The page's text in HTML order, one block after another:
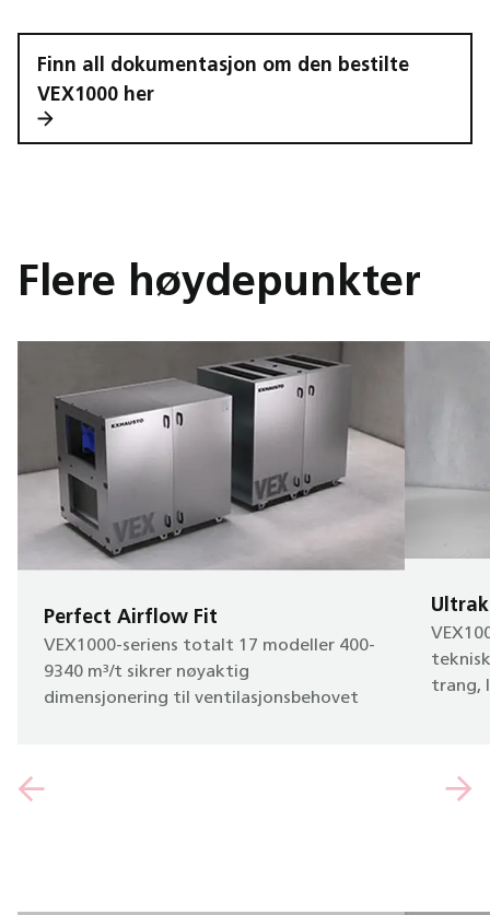
Finn all dokumentasjon om den bestilte
VEX1000 her
Flere høydepunkter
Perfect Airflow Fit
VEX1000-seriens totalt 17 modeller 400-
9340 m³/t sikrer nøyaktig
dimensjonering til ventilasjonsbehovet
trang,